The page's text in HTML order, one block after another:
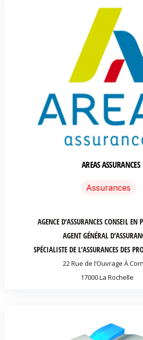
AREAS ASSURANCES
Assurances
AGENCE D’ASSURANCES CONSEIL
AGENT GÉNÉRAL
SPÉCIALISTE DE L’ASSURANCES DES
22 Rue de l’Ouvrage À
17000 La Rochelle